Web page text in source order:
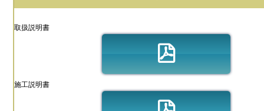
取扱説明書
施工説明書